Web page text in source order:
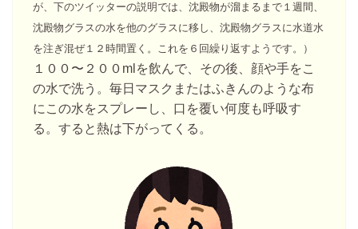
が、下のツイッターの説明では、沈殿物が溜まるまで１週間、
沈殿物グラスの水を他のグラスに移し、沈殿物グラスに水道水
を注ぎ混ぜ１２時間置く。これを６回繰り返すようです。）
１００〜２００mlを飲んで、その後、顔や手をこ
の水で洗う。毎日マスクまたはふきんのような布
にこの水をスプレーし、口を覆い何度も呼吸す
る。すると熱は下がってくる。